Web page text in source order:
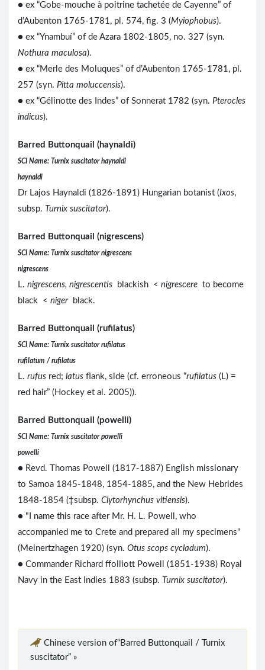
● ex “Gobe-mouche à poitrine tachetée de Cayenne” of
d’Aubenton 1765-1781, pl. 574, fig. 3 (Myiophobus).
● ex “Ynambuí” of de Azara 1802-1805, no. 327 (syn.
Nothura maculosa).
● ex “Merle des Moluques” of d’Aubenton 1765-1781, pl.
257 (syn. Pitta moluccensis).
● ex “Gélinotte des Indes” of Sonnerat 1782 (syn. Pterocles
indicus).
Barred Buttonquail (haynaldi)
SCI Name: Turnix suscitator haynaldi
haynaldi
Dr Lajos Haynaldi (1826-1891) Hungarian botanist (Ixos,
subsp. Turnix suscitator).
Barred Buttonquail (nigrescens)
SCI Name: Turnix suscitator nigrescens
nigrescens
L. nigrescens, nigrescentis blackish < nigrescere to become
black < niger black.
Barred Buttonquail (rufilatus)
SCI Name: Turnix suscitator rufilatus
rufilatum / rufilatus
L. rufus red; latus flank, side (cf. erroneous “rufilatus (L) =
red hair” (Hockey et al. 2005)).
Barred Buttonquail (powelli)
SCI Name: Turnix suscitator powelli
powelli
● Revd. Thomas Powell (1817-1887) English missionary
to Samoa 1845-1848, 1854-1885, and the New Hebrides
1848-1854 (‡subsp. Clytorhynchus vitiensis).
● "I name this race after Mr. H. L. Powell, who
accompanied me to Crete and prepared all my specimens"
(Meinertzhagen 1920) (syn. Otus scops cycladum).
● Commander Richard ffolliott Powell (1851-1938) Royal
Navy in the East Indies 1883 (subsp. Turnix suscitator).
Chinese version of“Barred Buttonquail / Turnix
suscitator” »